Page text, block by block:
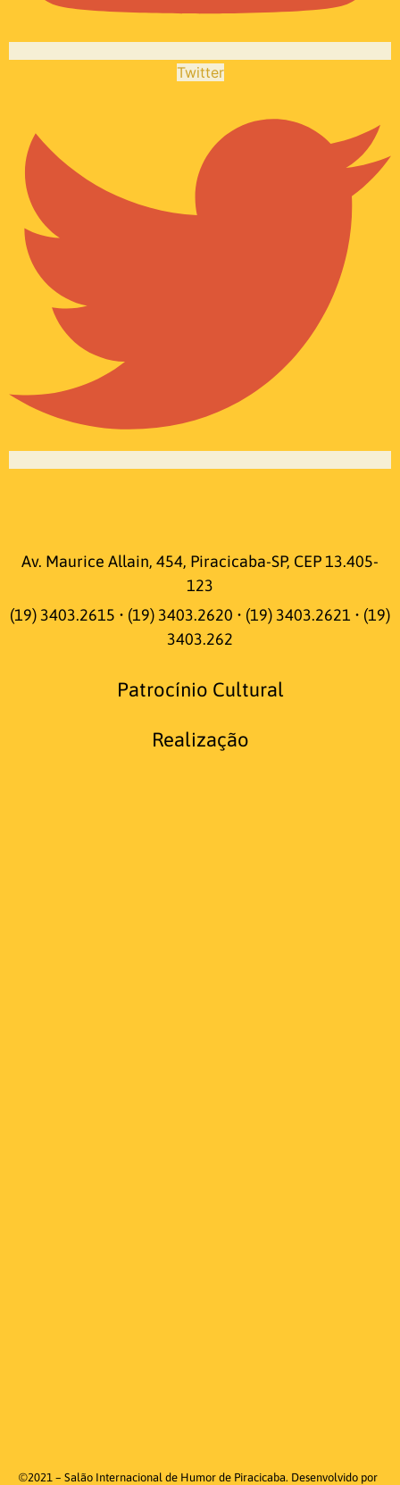
Twitter
Av. Maurice Allain, 454, Piracicaba-SP, CEP 13.405-
123
(19) 3403.2615 • (19) 3403.2620 • (19) 3403.2621 • (19)
3403.262
Patrocínio Cultural
Realização
©2021 – Salão Internacional de Humor de Piracicaba. Desenvolvido por